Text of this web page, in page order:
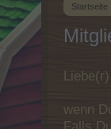
Startseite
wenn